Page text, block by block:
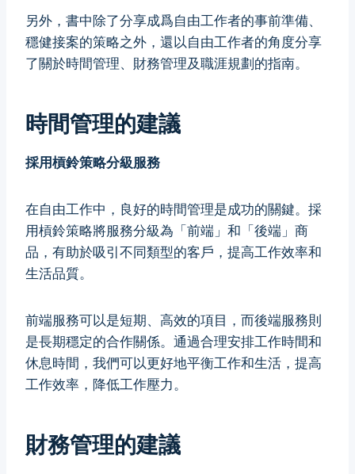
另外，書中除了分享成爲自由工作者的事前準備、
穩健接案的策略之外，還以自由工作者的角度分享
了關於時間管理、財務管理及職涯規劃的指南。
時間管理的建議
採用槓鈴策略分級服務
在自由工作中，良好的時間管理是成功的關鍵。採
用槓鈴策略將服務分級為「前端」和「後端」商
品，有助於吸引不同類型的客戶，提高工作效率和
生活品質。
前端服務可以是短期、高效的項目，而後端服務則
是長期穩定的合作關係。通過合理安排工作時間和
休息時間，我們可以更好地平衡工作和生活，提高
工作效率，降低工作壓力。
財務管理的建議